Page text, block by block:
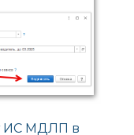
ИС МДЛП в